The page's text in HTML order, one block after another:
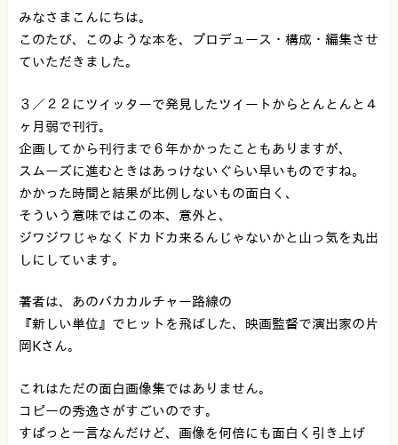
みなさまこんにちは。
このたび、このような本を、プロデュース・構成・編集させ
ていただきました。
３／２２にツイッターで発見したツイートからとんとんと４
ヶ月弱で刊行。
企画してから刊行まで６年かかったこともありますが、
スムーズに進むときはあっけないぐらい早いものですね。
かかった時間と結果が比例しないもの面白く、
そういう意味ではこの本、意外と、
ジワジワじゃなくドカドカ来るんじゃないかと山っ気を丸出
しにしています。
著者は、あのバカカルチャー路線の
『新しい単位』でヒットを飛ばした、映画監督で演出家の片
岡Kさん。
これはただの面白画像集ではありません。
コピーの秀逸さがすごいのです。
すぱっと一言なんだけど、画像を何倍にも面白く引き上げ